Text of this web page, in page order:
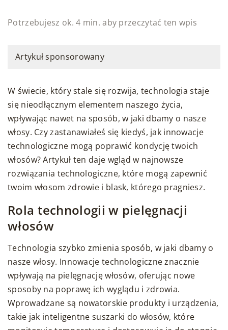
Potrzebujesz ok. 4 min. aby przeczytać ten wpis
Artykuł sponsorowany
W świecie, który stale się rozwija, technologia staje
się nieodłącznym elementem naszego życia,
wpływając nawet na sposób, w jaki dbamy o nasze
włosy. Czy zastanawiałeś się kiedyś, jak innowacje
technologiczne mogą poprawić kondycję twoich
włosów? Artykuł ten daje wgląd w najnowsze
rozwiązania technologiczne, które mogą zapewnić
twoim włosom zdrowie i blask, którego pragniesz.
Rola technologii w pielęgnacji
włosów
Technologia szybko zmienia sposób, w jaki dbamy o
nasze włosy. Innowacje technologiczne znacznie
wpływają na pielęgnację włosów, oferując nowe
sposoby na poprawę ich wyglądu i zdrowia.
Wprowadzane są nowatorskie produkty i urządzenia,
takie jak inteligentne suszarki do włosów, które